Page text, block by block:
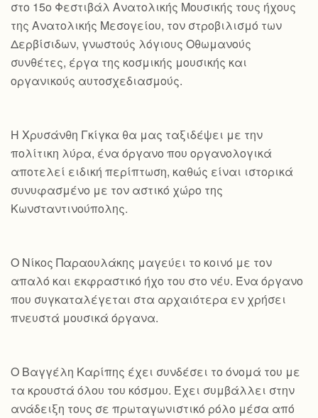
στο 15ο Φεστιβάλ Ανατολικής Μουσικής τους ήχους
της Ανατολικής Μεσογείου, τον στροβιλισμό των
Δερβίσιδων, γνωστούς λόγιους Οθωμανούς
συνθέτες, έργα της κοσμικής μουσικής και
οργανικούς αυτοσχεδιασμούς.
Η Χρυσάνθη Γκίγκα θα μας ταξιδέψει με την
πολίτικη λύρα, ένα όργανο που οργανολογικά
αποτελεί ειδική περίπτωση, καθώς είναι ιστορικά
συνυφασμένο με τον αστικό χώρο της
Κωνσταντινούπολης.
Ο Νίκος Παραουλάκης μαγεύει το κοινό με τον
απαλό και εκφραστικό ήχο του στο νέυ. Ένα όργανο
που συγκαταλέγεται στα αρχαιότερα εν χρήσει
πνευστά μουσικά όργανα.
Ο Βαγγέλη Καρίπης έχει συνδέσει το όνομά του με
τα κρουστά όλου του κόσμου. Έχει συμβάλλει στην
ανάδειξη τους σε πρωταγωνιστικό ρόλο μέσα από